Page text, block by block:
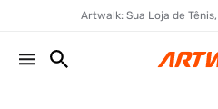
Artwalk: Sua Loja de